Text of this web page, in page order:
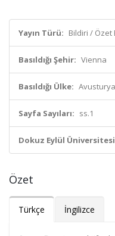
Yayın Türü: Bildiri / Özet
Basıldığı Şehir: Vienna
Basıldığı Ülke: Avusturya
Sayfa Sayıları: ss.1
Dokuz Eylül
Özet
Türkçe İngilizce